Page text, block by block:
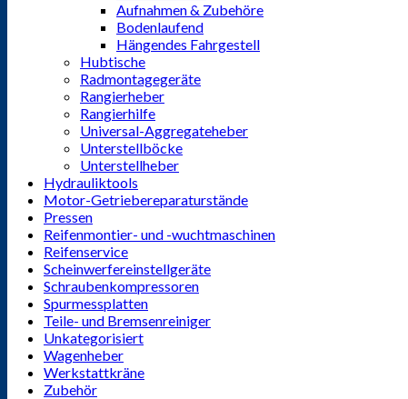
Aufnahmen & Zubehöre
Bodenlaufend
Hängendes Fahrgestell
Hubtische
Radmontagegeräte
Rangierheber
Rangierhilfe
Universal-Aggregateheber
Unterstellböcke
Unterstellheber
Hydrauliktools
Motor-Getriebereparaturstände
Pressen
Reifenmontier- und -wuchtmaschinen
Reifenservice
Scheinwerfereinstellgeräte
Schraubenkompressoren
Spurmessplatten
Teile- und Bremsenreiniger
Unkategorisiert
Wagenheber
Werkstattkräne
Zubehör